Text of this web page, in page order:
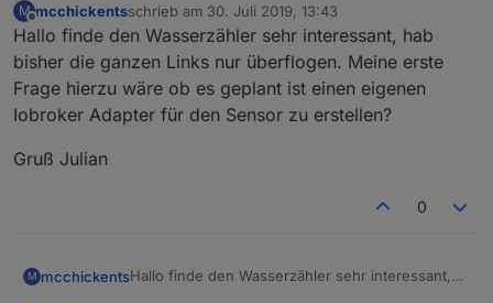
M
Offline
mcchickentsschrieb am 30. Juli 2019, 13:43
zuletzt editiert von
Hallo finde den Wasserzähler sehr interessant, hab
bisher die ganzen Links nur überflogen. Meine erste
Frage hierzu wäre ob es geplant ist einen eigenen
Iobroker Adapter für den Sensor zu erstellen?
Gruß Julian
0
M mcchickentsHallo finde den Wasserzähler sehr interessant,